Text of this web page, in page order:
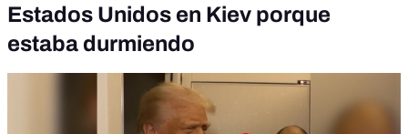
Estados Unidos en Kiev porque
estaba durmiendo